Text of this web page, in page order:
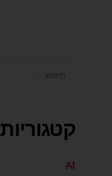
קטגוריות
AI